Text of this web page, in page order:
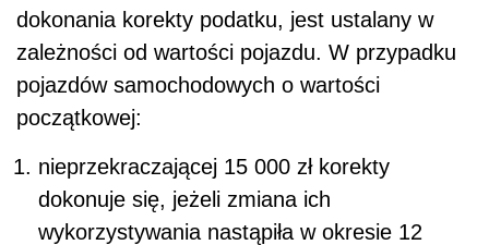
dokonania korekty podatku, jest ustalany w
zależności od wartości pojazdu. W przypadku
pojazdów samochodowych o wartości
początkowej:
nieprzekraczającej 15 000 zł korekty
dokonuje się, jeżeli zmiana ich
wykorzystywania nastąpiła w okresie 12